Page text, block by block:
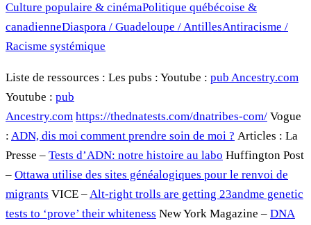
Culture populaire & cinémaPolitique québécoise &
canadienneDiaspora / Guadeloupe / AntillesAntiracisme /
Racisme systémique
Liste de ressources : Les pubs : Youtube : pub Ancestry.com
Youtube : pub
Ancestry.com https://thednatests.com/dnatribes-com/ Vogue
: ADN, dis moi comment prendre soin de moi ? Articles : La
Presse – Tests d’ADN: notre histoire au labo Huffington Post
– Ottawa utilise des sites généalogiques pour le renvoi de
migrants VICE –Alt-right trolls are getting 23andme genetic
tests to ‘prove’ their whiteness New York Magazine – DNA